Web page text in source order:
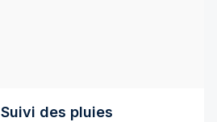
Suivi des pluies